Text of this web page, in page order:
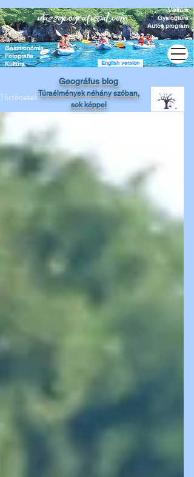
Gasztronómia
Fotográfia
Kultúra
English version
Vízitúra
Gyalogtúra
Autós program
Történetek
Geográfus blog
Túraélményeknéhány szóban,
sok képpel